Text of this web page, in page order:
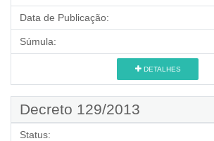
Data de Publicação:
Súmula:
DETALHES
Decreto 129/2013
Status: